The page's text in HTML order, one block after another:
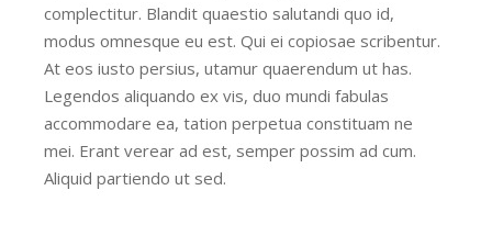
complectitur. Blandit quaestio salutandi quo id,
modus omnesque eu est. Qui ei copiosae scribentur.
At eos iusto persius, utamur quaerendum ut has.
Legendos aliquando ex vis, duo mundi fabulas
accommodare ea, tation perpetua constituam ne
mei. Erant verear ad est, semper possim ad cum.
Aliquid partiendo ut sed.